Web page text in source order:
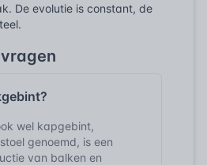
De evolutie is constant, de
wel kapgebint,
genoemd, is een
van balken en